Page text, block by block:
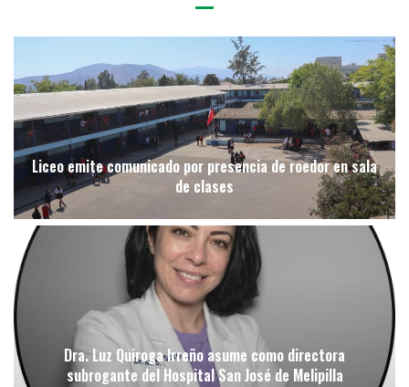
Liceo emite comunicado por presencia de roedor en sala
de clases
Dra. Luz Quiroga Irreño asume como directora
subrogante del Hospital San José de Melipilla